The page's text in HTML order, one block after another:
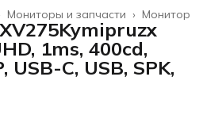
Монитор
Мониторы и запчасти ›
1ms, 400cd,
USB-C, USB, SPK,